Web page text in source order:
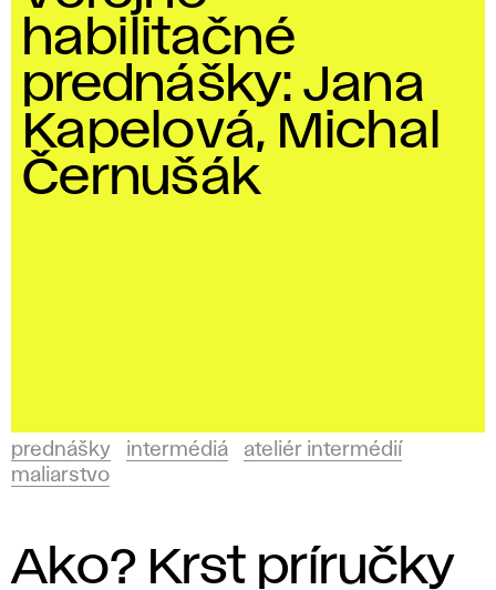
habilitačné
prednášky: Jana
Kapelová, Michal
Černušák
prednášky intermédiá
ateliér intermédií
maliarstvo
Ako? Krst príručky